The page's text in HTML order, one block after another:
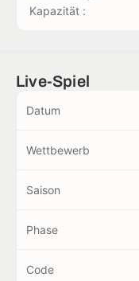
Kapazität :
Live-Spiel
Datum
Wettbewerb
Saison
Phase
Code